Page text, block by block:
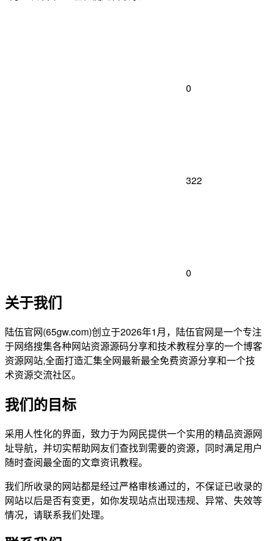
0
322
0
关于我们
陆伍官网(65gw.com)创立于2026年1月，陆伍官网是一个专注
于网络搜集各种网站资源源码分享和技术教程分享的一个博客
资源网站,全面打造汇集全网最新最全免费资源分享和一个技
术资源交流社区。
我们的目标
采用人性化的界面，致力于为网民提供一个实用的精品资源网
址导航，并切实帮助网友们查找到需要的资源，同时满足用户
随时查阅最全面的文章资讯教程。
我们所收录的网站都是经过严格审核通过的，不保证已收录的
网站以后是否有变更，如你发现站点出现违规、异常、失效等
情况，请联系我们处理。